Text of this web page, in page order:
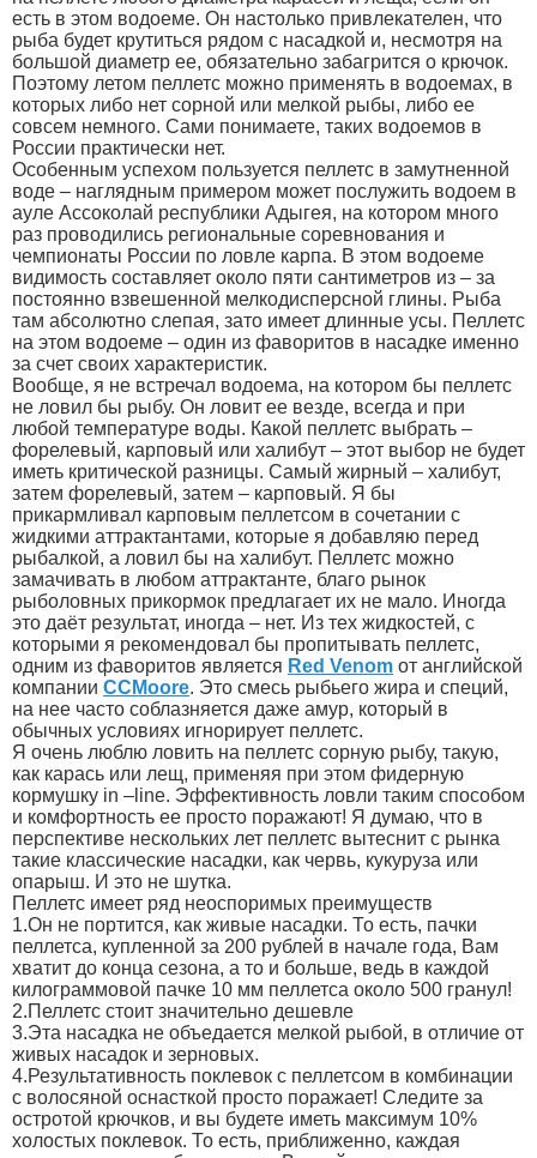
есть в этом водоеме. Он настолько привлекателен, что
рыба будет крутиться рядом с насадкой и, несмотря на
большой диаметр ее, обязательно забагрится о крючок.
Поэтому летом пеллетс можно применять в водоемах, в
которых либо нет сорной или мелкой рыбы, либо ее
совсем немного. Сами понимаете, таких водоемов в
России практически нет.
Особенным успехом пользуется пеллетс в замутненной
воде – наглядным примером может послужить водоем в
ауле Ассоколай республики Адыгея, на котором много
раз проводились региональные соревнования и
чемпионаты России по ловле карпа. В этом водоеме
видимость составляет около пяти сантиметров из – за
постоянно взвешенной мелкодисперсной глины. Рыба
там абсолютно слепая, зато имеет длинные усы. Пеллетс
на этом водоеме – один из фаворитов в насадке именно
за счет своих характеристик.
Вообще, я не встречал водоема, на котором бы пеллетс
не ловил бы рыбу. Он ловит ее везде, всегда и при
любой температуре воды. Какой пеллетс выбрать –
форелевый, карповый или халибут – этот выбор не будет
иметь критической разницы. Самый жирный – халибут,
затем форелевый, затем – карповый. Я бы
прикармливал карповым пеллетсом в сочетании с
жидкими аттрактантами, которые я добавляю перед
рыбалкой, а ловил бы на халибут. Пеллетс можно
замачивать в любом аттрактанте, благо рынок
рыболовных прикормок предлагает их не мало. Иногда
это даёт результат, иногда – нет. Из тех жидкостей, с
которыми я рекомендовал бы пропитывать пеллетс,
одним из фаворитов является Red Venom от английской
компании CCMoore. Это смесь рыбьего жира и специй,
на нее часто соблазняется даже амур, который в
обычных условиях игнорирует пеллетс.
Я очень люблю ловить на пеллетс сорную рыбу, такую,
как карась или лещ, применяя при этом фидерную
кормушку in –line. Эффективность ловли таким способом
и комфортность ее просто поражают! Я думаю, что в
перспективе нескольких лет пеллетс вытеснит с рынка
такие классические насадки, как червь, кукуруза или
опарыш. И это не шутка.
Пеллетс имеет ряд неоспоримых преимуществ
1.Он не портится, как живые насадки. То есть, пачки
пеллетса, купленной за 200 рублей в начале года, Вам
хватит до конца сезона, а то и больше, ведь в каждой
килограммовой пачке 10 мм пеллетса около 500 гранул!
2.Пеллетс стоит значительно дешевле
3.Эта насадка не объедается мелкой рыбой, в отличие от
живых насадок и зерновых.
4.Результативность поклевок с пеллетсом в комбинации
с волосяной оснасткой просто поражает! Следите за
остротой крючков, и вы будете иметь максимум 10%
холостых поклевок. То есть, приближенно, каждая